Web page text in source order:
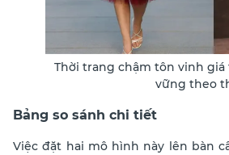
Thời trang chậm tôn vinh
vững theo
Bảng so sánh chi tiết
Việc đặt hai mô hình này lên bàn